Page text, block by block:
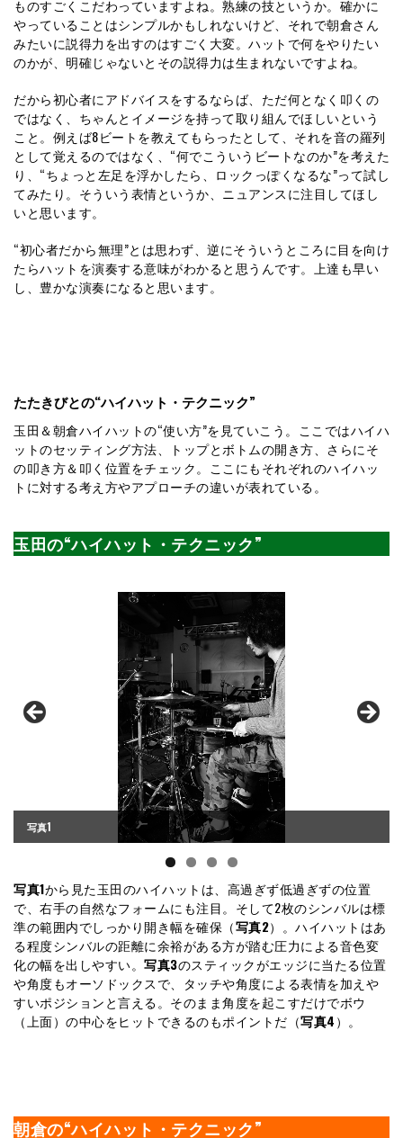
ものすごくこだわっていますよね。熟練の技というか。確かに
やっていることはシンプルかもしれないけど、それで朝倉さん
みたいに説得力を出すのはすごく大変。ハットで何をやりたい
のかが、明確じゃないとその説得力は生まれないですよね。
だから初心者にアドバイスをするならば、ただ何となく叩くの
ではなく、ちゃんとイメージを持って取り組んでほしいという
こと。例えば8ビートを教えてもらったとして、それを音の羅列
として覚えるのではなく、“何でこういうビートなのか”を考えた
り、“ちょっと左足を浮かしたら、ロックっぽくなるな”って試し
てみたり。そういう表情というか、ニュアンスに注目してほし
いと思います。
“初心者だから無理”とは思わず、逆にそういうところに目を向け
たらハットを演奏する意味がわかると思うんです。上達も早い
し、豊かな演奏になると思います。
たたきびとの“ハイハット・テクニック”
玉田＆朝倉ハイハットの“使い方”を見ていこう。ここではハイハ
ットのセッティング方法、トップとボトムの開き方、さらにそ
の叩き方＆叩く位置をチェック。ここにもそれぞれのハイハッ
トに対する考え方やアプローチの違いが表れている。
玉田の“ハイハット・テクニック”
写真1
写真1から見た玉田のハイハットは、高過ぎず低過ぎずの位置
で、右手の自然なフォームにも注目。そして2枚のシンバルは標
準の範囲内でしっかり開き幅を確保（写真2）。ハイハットはあ
る程度シンバルの距離に余裕がある方が踏む圧力による音色変
化の幅を出しやすい。 写真3のスティックがエッジに当たる位置
や角度もオーソドックスで、タッチや角度による表情を加えや
すいポジションと言える。そのまま角度を起こすだけでボウ
（上面）の中心をヒットできるのもポイントだ（写真4）。
朝倉の“ハイハット・テクニック”